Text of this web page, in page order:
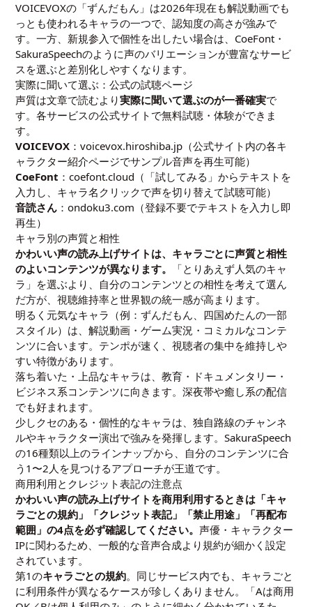
VOICEVOXの「ずんだもん」は2026年現在も解説動画でも
っとも使われるキャラの一つで、認知度の高さが強みで
す。一方、新規参入で個性を出したい場合は、CoeFont・
SakuraSpeechのように声のバリエーションが豊富なサービ
スを選ぶと差別化しやすくなります。
実際に聞いて選ぶ：公式の試聴ページ
声質は文章で読むより実際に聞いて選ぶのが一番確実で
す。各サービスの公式サイトで無料試聴・体験ができま
す。
VOICEVOX ：voicevox.hiroshiba.jp （公式サイト内の各キ
ャラクター紹介ページでサンプル音声を再生可能）
CoeFont ：coefont.cloud （「試してみる」からテキストを
入力し、キャラ名クリックで声を切り替えて試聴可能）
音読さん ：ondoku3.com （登録不要でテキストを入力し即
再生）
キャラ別の声質と相性
かわいい声の読み上げサイトは、キャラごとに声質と相性
のよいコンテンツが異なります。
「とりあえず人気のキャ
ラ」を選ぶより、自分のコンテンツとの相性を考えて選ん
だ方が、視聴維持率と世界観の統一感が高まります。
明るく元気なキャラ（例：ずんだもん、四国めたんの一部
スタイル）は、解説動画・ゲーム実況・コミカルなコンテ
ンツに合います。テンポが速く、視聴者の集中を維持しや
すい特徴があります。
落ち着いた・上品なキャラは、教育・ドキュメンタリー・
ビジネス系コンテンツに向きます。深夜帯や癒し系の配信
でも好まれます。
少しクセのある・個性的なキャラは、独自路線のチャンネ
ルやキャラクター演出で強みを発揮します。SakuraSpeech
の16種類以上のラインナップから、自分のコンテンツに合
う1〜2人を見つけるアプローチが王道です。
商用利用とクレジット表記の注意点
かわいい声の読み上げサイトを商用利用するときは「キャ
ラごとの規約」「クレジット表記」「禁止用途」「再配布
範囲」の4点を必ず確認してください。声優・キャラクター
IPに関わるため、一般的な音声合成より規約が細かく設定
されています。
第1のキャラごとの規約。同じサービス内でも、キャラごと
に利用条件が異なるケースが珍しくありません。「Aは商用